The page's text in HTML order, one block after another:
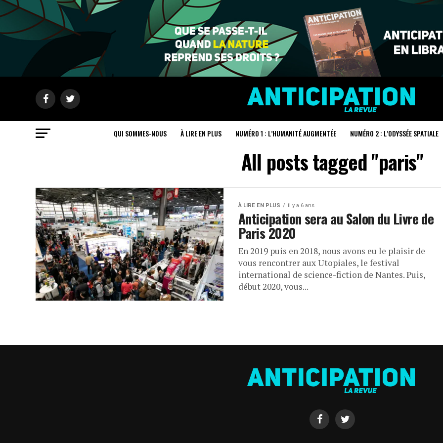
QUI SOMMES-NOUS À LIRE EN PLUS NUMÉRO 1 : L’HUMANITÉ AUGMENTÉE NUMÉRO 2 : L’ODYSSÉE SPATIALE
All posts tagged "paris"
À LIRE EN PLUS il y a 6 ans
Anticipation sera au Salon du Livre de
Paris 2020
En 2019 puis en 2018, nous avons eu le plaisir de
vous rencontrer aux Utopiales, le festival
international de science-fiction de Nantes. Puis,
début 2020, vous...